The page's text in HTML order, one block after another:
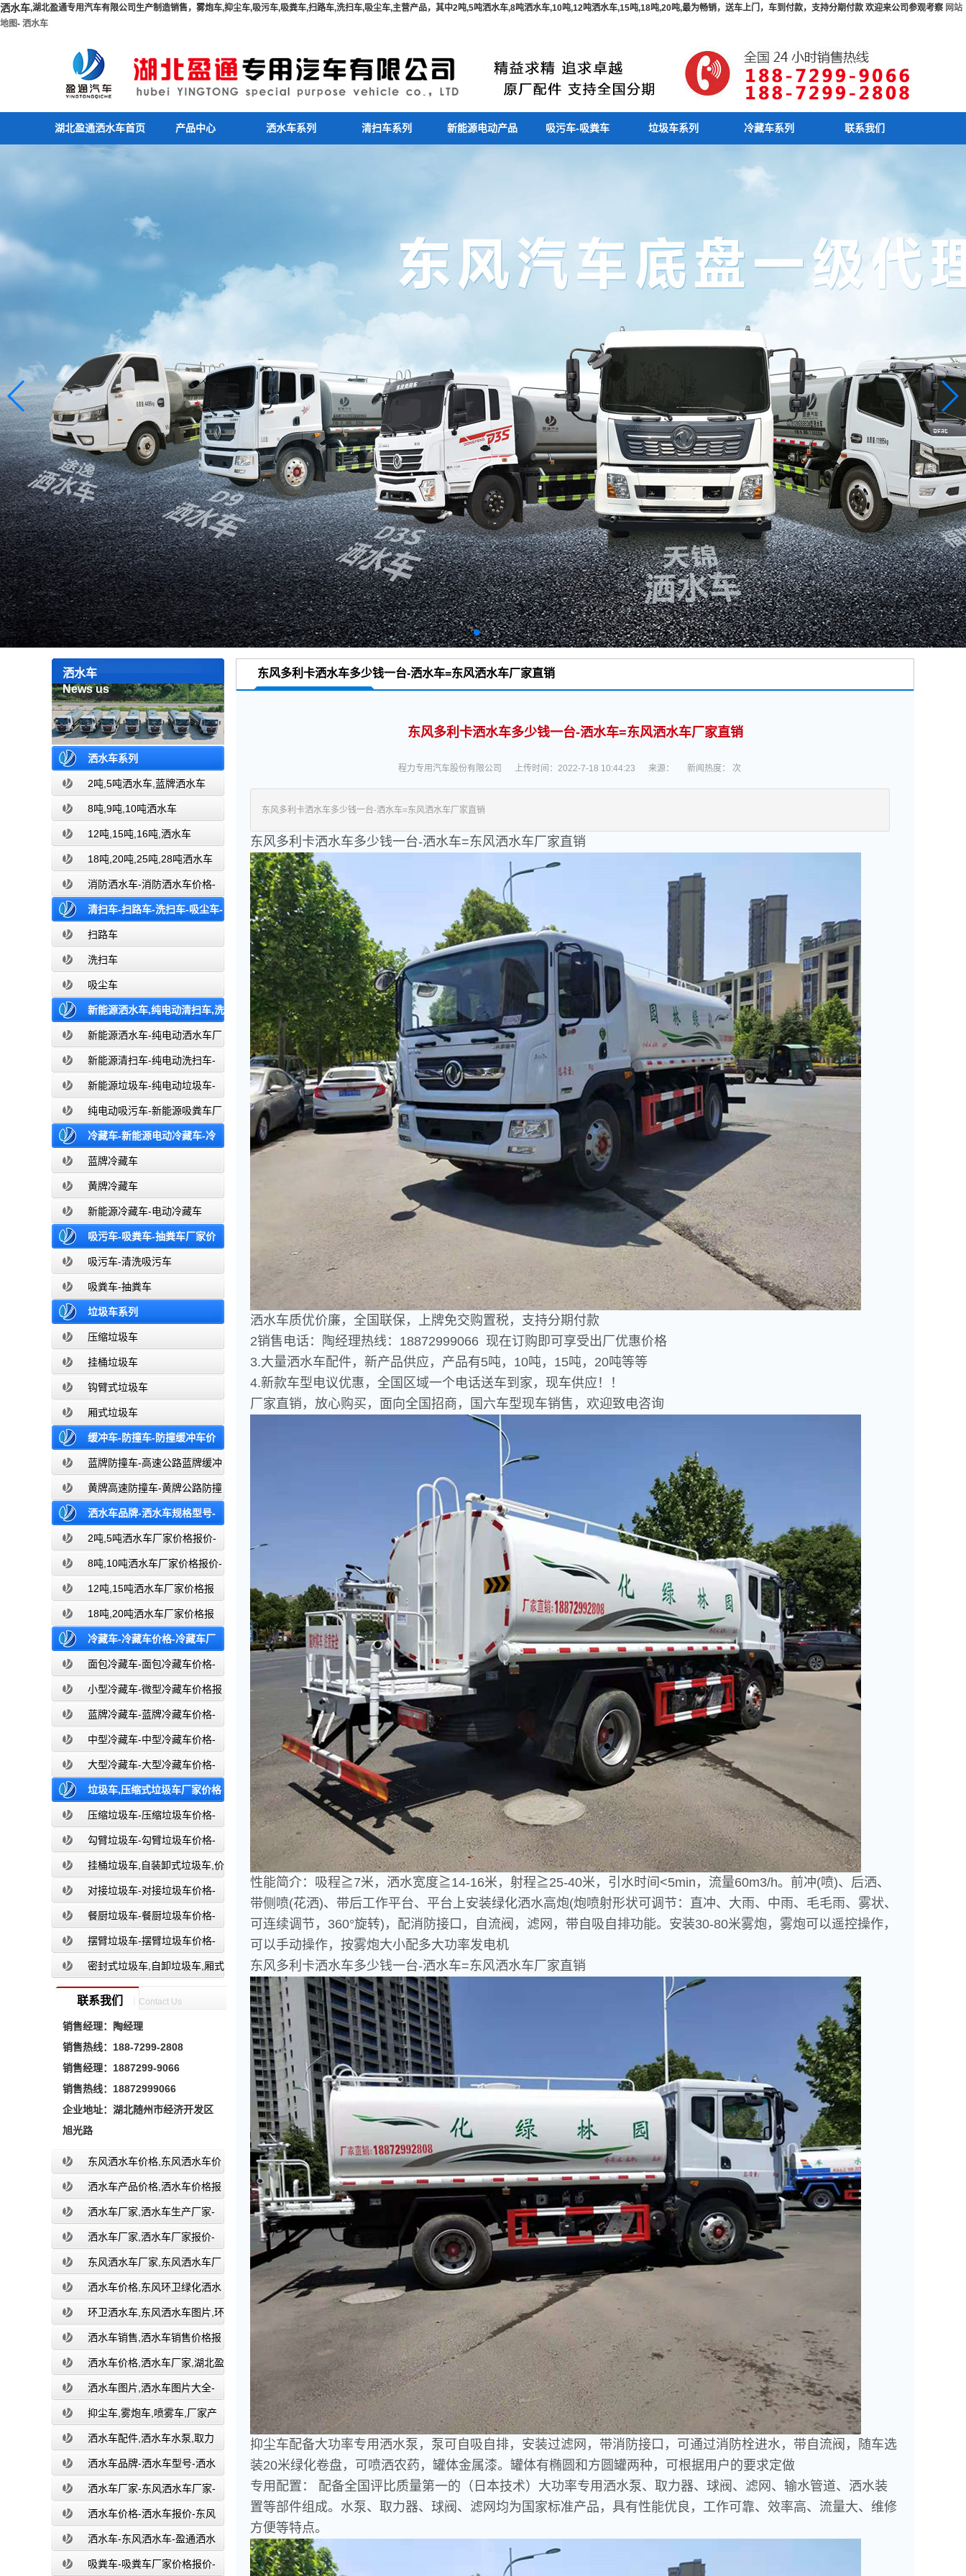
洒水车,湖北盈通专用汽车有限公司生产制造销售，雾炮车,抑尘车,吸污车,吸粪车,扫路车,洗扫车,吸尘车,主营产品，其中2吨,5吨洒水车,8吨洒水车,10吨,12吨洒水车,15吨,18吨,20吨,最为畅销，送车上门，车到付款，支持分期付款 欢迎来公司参观考察 网站
地图- 洒水车
湖北盈通洒水车首页 产品中心 洒水车系列 清扫车系列 新能源电动产品 吸污车-吸粪车 垃圾车系列 冷藏车系列 联系我们
洒水车
News us
洒水车系列
2吨,5吨洒水车,蓝牌洒水车
8吨,9吨,10吨洒水车
12吨,15吨,16吨,洒水车
18吨,20吨,25吨,28吨洒水车
消防洒水车-消防洒水车价格-
消防洒水车报价-湖北盈通消防洒水车
厂家直销
清扫车-扫路车-洗扫车-吸尘车-
价格报价-湖北盈通
扫路车
洗扫车
吸尘车
新能源洒水车,纯电动清扫车,洗
扫车,垃圾车-新能源纯电动厂家价格报
价-湖北盈通
新能源洒水车-纯电动洒水车厂
家价格报价-湖北盈通
新能源清扫车-纯电动洗扫车-
新能源纯电动厂家价格报价-湖北盈通
新能源垃圾车-纯电动垃圾车-
新能源纯电动垃圾车厂家价格报价-湖
北盈通
纯电动吸污车-新能源吸粪车厂
家价格报价-湖北盈通
冷藏车-新能源电动冷藏车-冷
藏车厂家价格报价-湖北盈通
蓝牌冷藏车
黄牌冷藏车
新能源冷藏车-电动冷藏车
吸污车-吸粪车-抽粪车厂家价
格报价-清洗吸污车生产厂家
吸污车-清洗吸污车
吸粪车-抽粪车
垃圾车系列
压缩垃圾车
挂桶垃圾车
钩臂式垃圾车
厢式垃圾车
缓冲车-防撞车-防撞缓冲车价
格报价-高速公路防撞缓冲车厂家直销
蓝牌防撞车-高速公路蓝牌缓冲
黄牌高速防撞车-黄牌公路防撞
缓冲车 洒水车品牌-洒水车规格型号-
洒水车图片大全-湖北盈通
2吨,5吨洒水车厂家价格报价-
东风湖北盈通8吨,10吨洒水车厂家价格报价-
东风湖北盈通12吨,15吨洒水车厂家价格报
价-东风湖北盈通
18吨,20吨洒水车厂家价格报
价-东风湖北盈通
冷藏车-冷藏车价格-冷藏车厂
家直销-湖北盈通
面包冷藏车-面包冷藏车价格-
面包冷藏车报价-面包冷藏车厂家直销-
湖北盈通
小型冷藏车-微型冷藏车价格报
价-小型微型冷藏车厂家-湖北盈通
蓝牌冷藏车-蓝牌冷藏车价格-
冷藏车报价-湖北盈通冷藏车厂家直销
中型冷藏车-中型冷藏车价格-
中型冷藏车报价-中型冷藏车厂家直销-
湖北盈通
大型冷藏车-大型冷藏车价格-
大型冷藏车报价-大型冷藏车厂家直销-
湖北盈通
垃圾车,压缩式垃圾车厂家价格
报价,湖北盈通压缩垃圾车-压缩垃圾车价格-
压缩式垃圾车报价-湖北盈通
勾臂垃圾车-勾臂垃圾车价格-
车厢可卸式垃圾车-湖北盈通
挂桶垃圾车,自装卸式垃圾车,价
格,报价-湖北盈通
对接垃圾车-对接垃圾车价格-
对接垃圾车报价-湖北盈通
餐厨垃圾车-餐厨垃圾车价格-
餐厨垃圾车报价-湖北盈通
摆臂垃圾车-摆臂垃圾车价格-
摆臂垃圾车报价-湖北盈通
密封式垃圾车,自卸垃圾车,厢式
垃圾车,厂家,价格,报价,湖北盈通
联系我们 ｜Contact Us
销售经理：
陶经理
销售热线： 188-7299-2808
销售经理： 1887299-9066
销售热线： 18872999066
企业地址： 湖北随州市经济开发区
旭光路
东风洒水车价格,东风洒水车价
格报价-湖北盈通
洒水车产品价格,洒水车价格报
价-洒水车厂家直销-湖北盈通
洒水车厂家,洒水车生产厂家-
洒水车厂家销售-湖北盈通
洒水车厂家,洒水车厂家报价-
湖北盈通东风洒水车厂家,东风洒水车厂
家直销-洒水车厂家销售-湖北盈通
洒水车价格,东风环卫绿化洒水
车厂家,湖北盈通
环卫洒水车,东风洒水车图片,环
卫洒水车厂家直销-湖北盈通
洒水车销售,洒水车销售价格报
价-湖北盈通洒水车价格,洒水车厂家,湖北盈
洒水车图片,洒水车图片大全-
湖北盈通抑尘车,雾炮车,喷雾车,厂家产
品价格报价,湖北盈通
洒水车配件,洒水车水泵,取力
器,产品价格配置,湖北盈通
洒水车品牌-洒水车型号-洒水
车配置-湖北盈通
洒水车厂家-东风洒水车厂家-
东风洒水车厂家直销-湖北盈通
洒水车价格-洒水车报价-东风
洒水车价格-湖北盈通
洒水车-东风洒水车-盈通洒水
车-湖北盈通洒水车生产厂家
吸粪车-吸粪车厂家价格报价-
东风多利卡洒水车多少钱一台-洒水车=东风洒水车厂家直销
东风多利卡洒水车多少钱一台-洒水车=东风洒水车厂家直销
程力专用汽车股份有限公司 上传时间：2022-7-18 10:44:23 来源： 新闻热度： 次
东风多利卡洒水车多少钱一台-洒水车=东风洒水车厂家直销
东风多利卡洒水车多少钱一台-洒水车=东风洒水车厂家直销
洒水车质优价廉，全国联保，上牌免交购置税，支持分期付款
2销售电话：陶经理热线：18872999066 现在订购即可享受出厂优惠价格
3.大量洒水车配件，新产品供应，产品有5吨，10吨，15吨，20吨等等
4.新款车型电议优惠，全国区域一个电话送车到家，现车供应！！
厂家直销，放心购买，面向全国招商，国六车型现车销售，欢迎致电咨询
性能简介：吸程≧7米，洒水宽度≧14-16米，射程≧25-40米，引水时间<5min，流量60m3/h。前冲(喷)、后洒、
带侧喷(花洒)、带后工作平台、平台上安装绿化洒水高炮(炮喷射形状可调节：直冲、大雨、中雨、毛毛雨、雾状、
可连续调节，360°旋转)，配消防接口，自流阀，滤网，带自吸自排功能。安装30-80米雾炮，雾炮可以遥控操作，
可以手动操作，按雾炮大小配多大功率发电机
东风多利卡洒水车多少钱一台-洒水车=东风洒水车厂家直销
抑尘车配备大功率专用洒水泵，泵可自吸自排，安装过滤网，带消防接口，可通过消防栓进水，带自流阀，随车选
装20米绿化卷盘，可喷洒农药，罐体金属漆。罐体有椭圆和方圆罐两种，可根据用户的要求定做
专用配置：
配备全国评比质量第一的（日本技术）大功率专用洒水泵、取力器、球阀、滤网、输水管道、洒水装
置等部件组成。水泵、取力器、球阀、滤网均为国家标准产品，具有性能优良，工作可靠、效率高、流量大、维修
方便等特点。